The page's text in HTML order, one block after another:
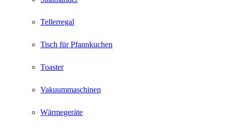
Tellerregal
Tisch für Pfannkuchen
Toaster
Vakuummaschinen
Wärmegeräte